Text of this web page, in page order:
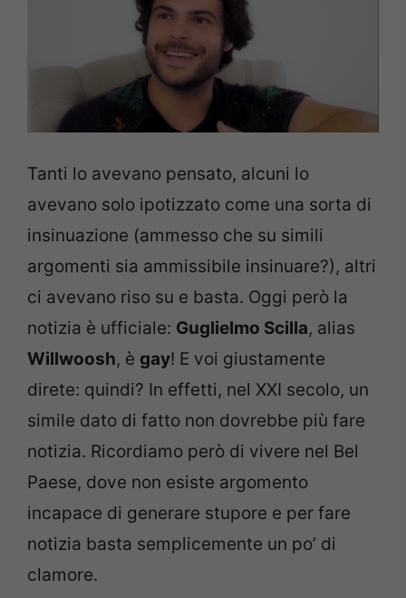
Tanti lo avevano pensato, alcuni lo
avevano solo ipotizzato come una sorta di
insinuazione (ammesso che su simili
argomenti sia ammissibile insinuare?), altri
ci avevano riso su e basta. Oggi però la
notizia è ufficiale: Guglielmo Scilla, alias
Willwoosh, è gay! E voi giustamente
direte: quindi? In effetti, nel XXI secolo, un
simile dato di fatto non dovrebbe più fare
notizia. Ricordiamo però di vivere nel Bel
Paese, dove non esiste argomento
incapace di generare stupore e per fare
notizia basta semplicemente un po’ di
clamore.